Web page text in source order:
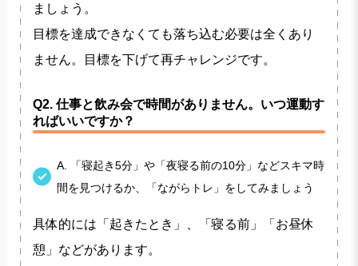
ましょう。
目標を達成できなくても落ち込む必要は全くあり
ません。目標を下げて再チャレンジです。
Q2. 仕事と飲み会で時間がありません。いつ運動す
ればいいですか？
A. 「寝起き5分」や「夜寝る前の10分」などスキマ時
間を見つけるか、「ながらトレ」をしてみましょう
具体的には「起きたとき」、「寝る前」「お昼休
憩」などがあります。